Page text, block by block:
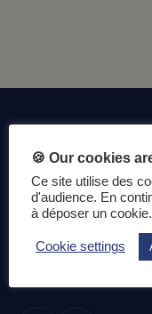
La science du
🍪 Our cookies
Ce site utilise des
d'audience. En
à déposer un cookie.
Cookie settings